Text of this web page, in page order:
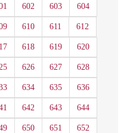
602 603 604
610 611 612
618 619 620
626 627 628
634 635 636
642 643 644
650 651 652